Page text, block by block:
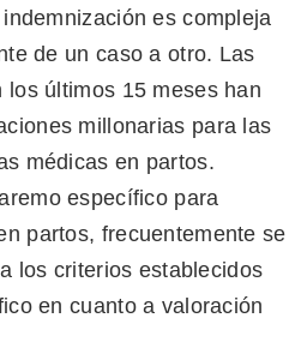
es compleja
de un caso a otro. Las
últimos 15 meses han
millonarias para las
médicas en partos.
específico para
partos, frecuentemente se
los criterios establecidos
en cuanto a valoración